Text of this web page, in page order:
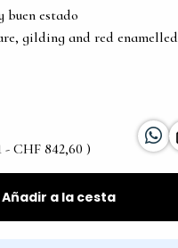
buen estado
gilding and red enamelled
- CHF 842,60 )
Añadir a la cesta